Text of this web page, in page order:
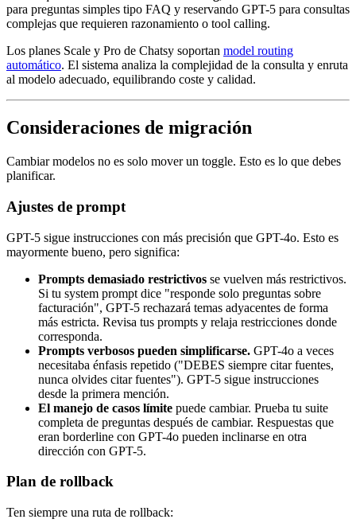
para preguntas simples tipo FAQ y reservando GPT-5 para consultas
complejas que requieren razonamiento o tool calling.
Los planes Scale y Pro de Chatsy soportan model routing
automático. El sistema analiza la complejidad de la consulta y enruta
al modelo adecuado, equilibrando coste y calidad.
Consideraciones de migración
Cambiar modelos no es solo mover un toggle. Esto es lo que debes
planificar.
Ajustes de prompt
GPT-5 sigue instrucciones con más precisión que GPT-4o. Esto es
mayormente bueno, pero significa:
Prompts demasiado restrictivos se vuelven más restrictivos.
Si tu system prompt dice "responde solo preguntas sobre
facturación", GPT-5 rechazará temas adyacentes de forma
más estricta. Revisa tus prompts y relaja restricciones donde
corresponda.
Prompts verbosos pueden simplificarse. GPT-4o a veces
necesitaba énfasis repetido ("DEBES siempre citar fuentes,
nunca olvides citar fuentes"). GPT-5 sigue instrucciones
desde la primera mención.
El manejo de casos límite puede cambiar. Prueba tu suite
completa de preguntas después de cambiar. Respuestas que
eran borderline con GPT-4o pueden inclinarse en otra
dirección con GPT-5.
Plan de rollback
Ten siempre una ruta de rollback: